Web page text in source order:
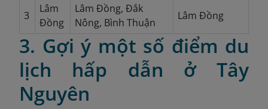
3
Lâm
Đồng
Lâm Đồng, Đắk
Nông, Bình Thuận
Lâm Đồng
3. Gợi ý một số điểm du
lịch hấp dẫn ở Tây
Nguyên